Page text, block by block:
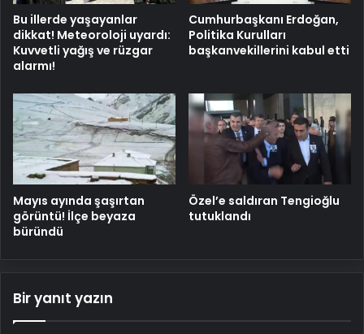
Bu illerde yaşayanlar
dikkat! Meteoroloji uyardı:
Kuvvetli yağış ve rüzgar
alarmı!
Cumhurbaşkanı Erdoğan,
Politika Kurulları
başkanvekillerini kabul etti
Mayıs ayında şaşırtan
görüntü! İlçe beyaza
büründü
Özel’e saldıran Tengioğlu
tutuklandı
Bir yanıt yazın